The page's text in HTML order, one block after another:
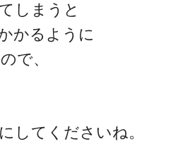
しまうと
かるように
で、
してくださいね。